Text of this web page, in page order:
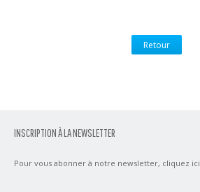
Retour
INSCRIPTION À LA NEWSLETTER
Pour vous abonner à notre newsletter, cliquez ici